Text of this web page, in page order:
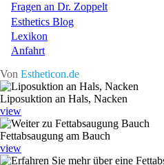
Fragen an Dr. Zoppelt
Esthetics Blog
Lexikon
Anfahrt
Von Estheticon.de
Liposuktion an Hals, Nacken
view
Fettabsaugung am Bauch
view